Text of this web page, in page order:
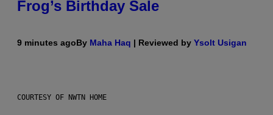
Frog’s Birthday Sale
9 minutes agoBy Maha Haq | Reviewed by Ysolt Usigan
COURTESY OF NWTN HOME